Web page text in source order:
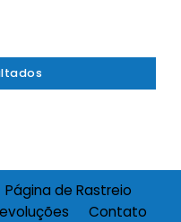
Página de Rastreio
Contato